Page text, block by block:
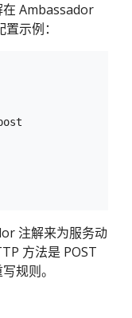
Ambassador
示例：
注解来为服务动
方法是 POST
规则。